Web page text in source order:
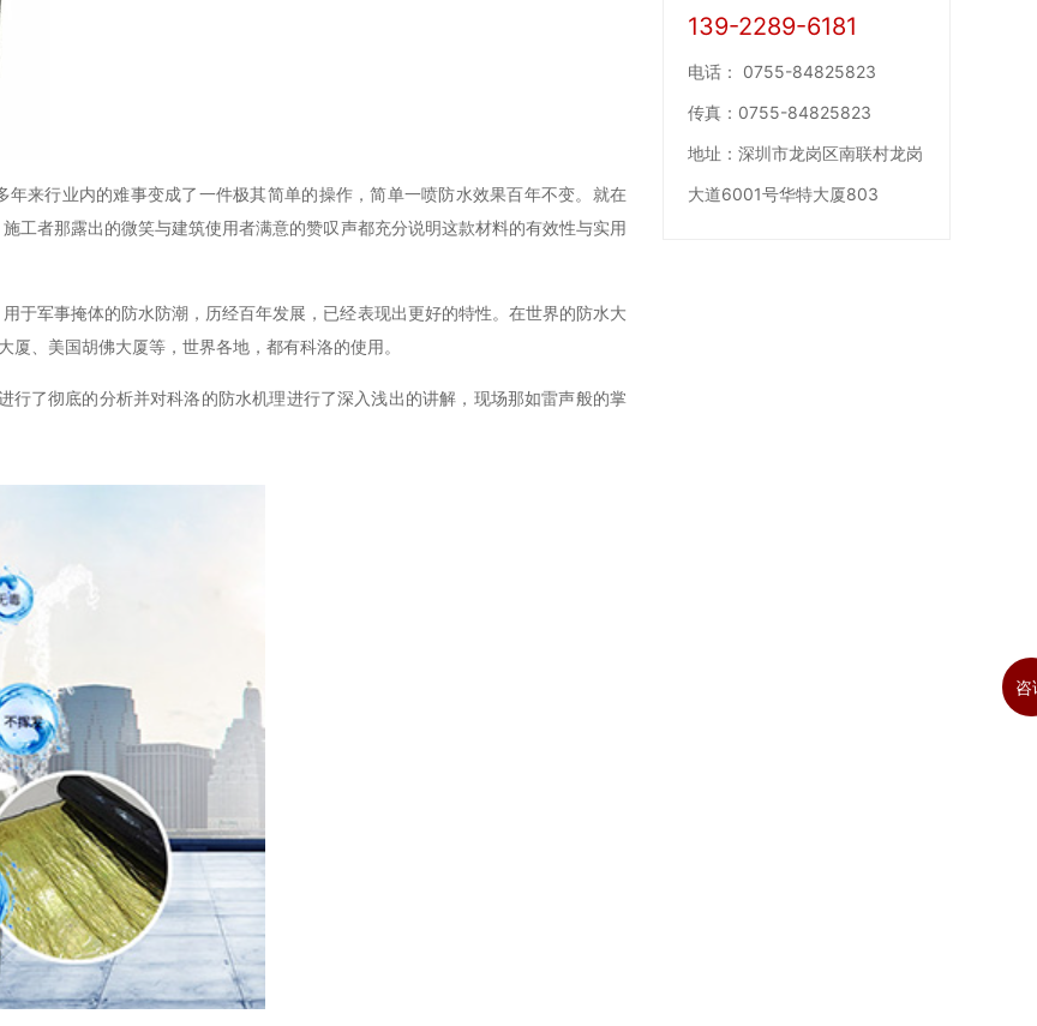
来行业内的难事变成了一件极其简单的操作，简单一喷防水效果百年不变。就在
工者那露出的微笑与建筑使用者满意的赞叹声都充分说明这款材料的有效性与实用
于军事掩体的防水防潮，历经百年发展，已经表现出更好的特性。在世界的防水大
、美国胡佛大厦等，世界各地，都有科洛的使用。
了彻底的分析并对科洛的防水机理进行了深入浅出的讲解，现场那如雷声般的掌
139-2289-6181
电话： 0755-84825823
传真： 0755-84825823
地址： 深圳市龙岗区南联村龙岗
大道6001号华特大厦803
咨